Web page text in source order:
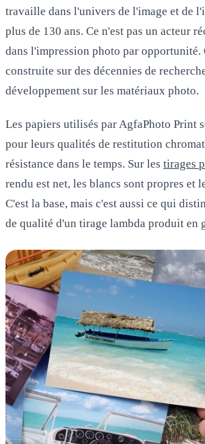
travaille dans l'univers de l'image et de
plus de 130 ans. Ce n'est pas un acteur
dans l'impression photo par opportunité.
construite sur des décennies de
développement sur les matériaux photo.
Les papiers utilisés par AgfaPhoto Print
pour leurs qualités de restitution
résistance dans le temps. Sur les tirages
rendu est net, les blancs sont propres et
C'est la base, mais c'est aussi ce qui
de qualité d'un tirage lambda produit en